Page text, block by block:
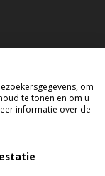
om
te tonen en om u
informatie over de